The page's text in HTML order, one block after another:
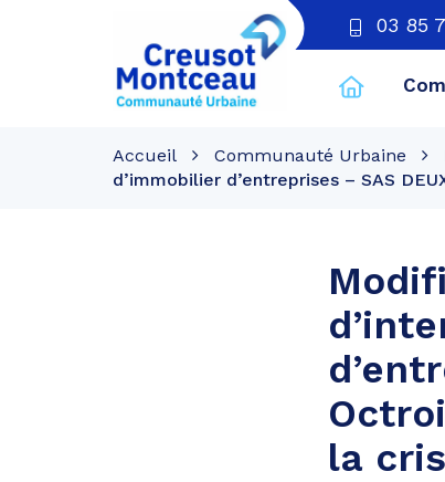
03 85
Creusot
Montceau
Accueil Communauté Urbaine
d’immobilier d’entreprises – SAS
la